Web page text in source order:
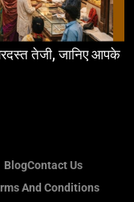
तेजी, जानिए आपके
BlogContact Us
And Conditions